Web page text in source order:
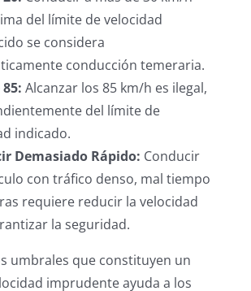
del límite de velocidad
se considera
conducción temeraria.
Alcanzar los 85 km/h es ilegal,
del límite de
indicado.
Demasiado Rápido: Conducir
con tráfico denso, mal tiempo
requiere reducir la velocidad
la seguridad.
umbrales que constituyen un
imprudente ayuda a los